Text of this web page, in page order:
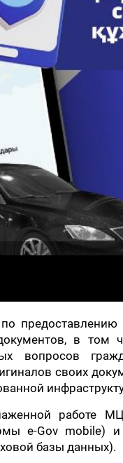
в том
вопросов
своих
e-Gov mobile)
базы данных).